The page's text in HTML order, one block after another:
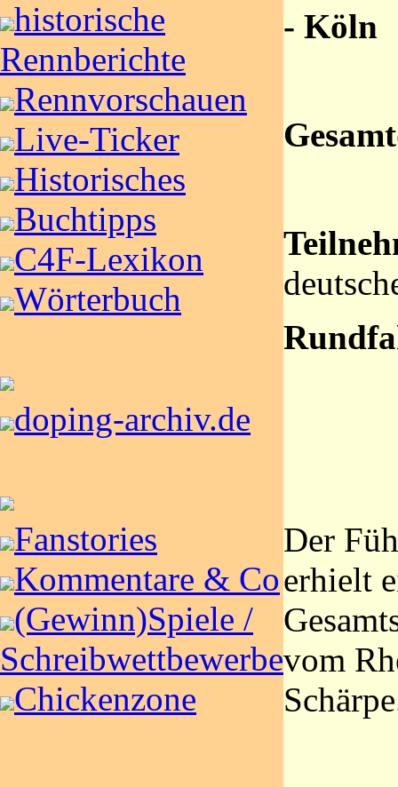
historische
Rennberichte
Rennvorschauen
Live-Ticker
Historisches
Buchtipps
C4F-Lexikon
Wörterbuch
doping-archiv.de
Fanstories
Kommentare & Co
(Gewinn)Spiele /
Schreibwettbewerbe
Chickenzone
- Köln
Der
erhielt
vom